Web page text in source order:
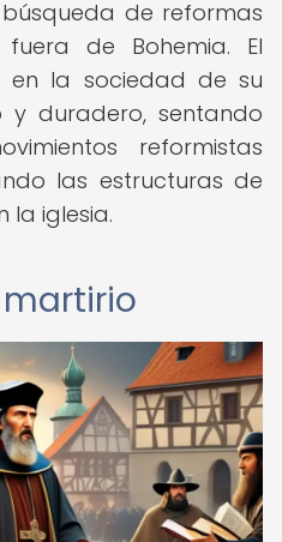
de reformas
de Bohemia. El
en la sociedad de su
duradero, sentando
reformistas
las estructuras de
la iglesia.